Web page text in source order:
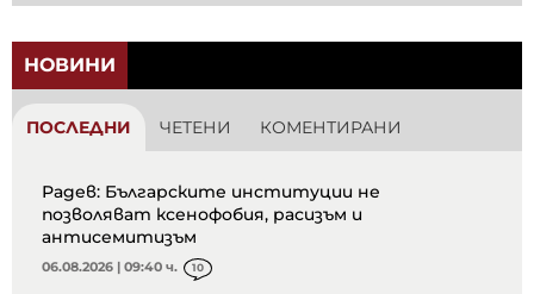
НОВИНИ
ПОСЛЕДНИ ЧЕТЕНИ КОМЕНТИРАНИ
Радев: Българските институции не
позволяват ксенофобия, расизъм и
антисемитизъм
06.08.2026 | 09:40 ч. 10